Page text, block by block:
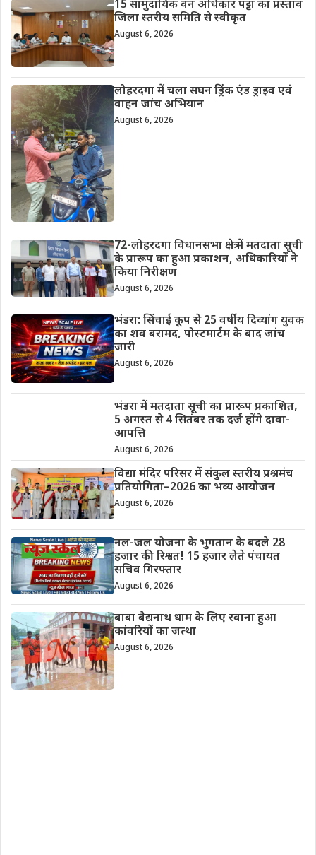
15 सामुदायिक वन अधिकार पट्टा का प्रस्ताव
जिला स्तरीय समिति से स्वीकृत
August 6, 2026
लोहरदगा में चला सघन ड्रिंक एंड ड्राइव एवं
वाहन जांच अभियान
August 6, 2026
72-लोहरदगा विधानसभा क्षेत्र में मतदाता सूची
के प्रारूप का हुआ प्रकाशन, अधिकारियों ने
किया निरीक्षण
August 6, 2026
भंडरा: सिंचाई कूप से 25 वर्षीय दिव्यांग युवक
का शव बरामद, पोस्टमार्टम के बाद जांच
जारी
August 6, 2026
भंडरा में मतदाता सूची का प्रारूप प्रकाशित,
5 अगस्त से 4 सितंबर तक दर्ज होंगे दावा-
आपत्ति
August 6, 2026
विद्या मंदिर परिसर में संकुल स्तरीय प्रश्नमंच
प्रतियोगिता–2026 का भव्य आयोजन
August 6, 2026
नल-जल योजना के भुगतान के बदले 28
हजार की रिश्वत! 15 हजार लेते पंचायत
सचिव गिरफ्तार
August 6, 2026
बाबा बैद्यनाथ धाम के लिए रवाना हुआ
कांवरियों का जत्था
August 6, 2026